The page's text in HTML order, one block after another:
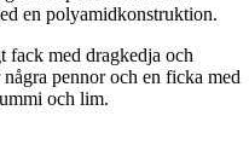
en polyamidkonstruktion.
fack med dragkedja och
pennor och en ficka med
och lim.